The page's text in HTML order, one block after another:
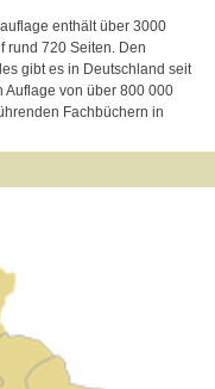
enthält über 3000
rund 720 Seiten. Den
gibt es in Deutschland seit
Auflage von über 800 000
Fachbüchern in